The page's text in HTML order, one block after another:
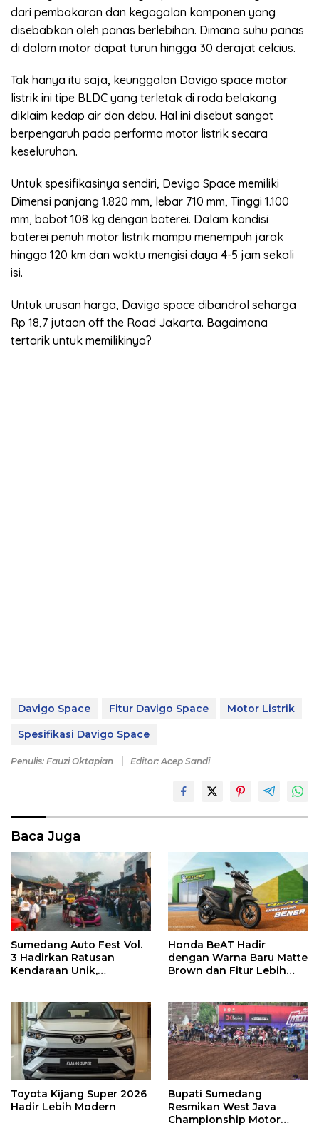
dari pembakaran dan kegagalan komponen yang
disebabkan oleh panas berlebihan. Dimana suhu panas
di dalam motor dapat turun hingga 30 derajat celcius.
Tak hanya itu saja, keunggalan Davigo space motor
listrik ini tipe BLDC yang terletak di roda belakang
diklaim kedap air dan debu. Hal ini disebut sangat
berpengaruh pada performa motor listrik secara
keseluruhan.
Untuk spesifikasinya sendiri, Devigo Space memiliki
Dimensi panjang 1.820 mm, lebar 710 mm, Tinggi 1.100
mm, bobot 108 kg dengan baterei. Dalam kondisi
baterei penuh motor listrik mampu menempuh jarak
hingga 120 km dan waktu mengisi daya 4-5 jam sekali
isi.
Untuk urusan harga, Davigo space dibandrol seharga
Rp 18,7 jutaan off the Road Jakarta. Bagaimana
tertarik untuk memilikinya?
Davigo Space Fitur Davigo Space
Motor Listrik
Spesifikasi Davigo Space
Penulis: Fauzi Oktapian Editor: Acep Sandi
Baca Juga
Sumedang Auto Fest Vol.
3 Hadirkan Ratusan
Kendaraan Unik,
Honda BeAT Hadir
dengan Warna Baru Matte
Brown dan Fitur Lebih
Toyota Kijang Super 2026
Hadir Lebih Modern
Bupati Sumedang
Resmikan West Java
Championship Motor